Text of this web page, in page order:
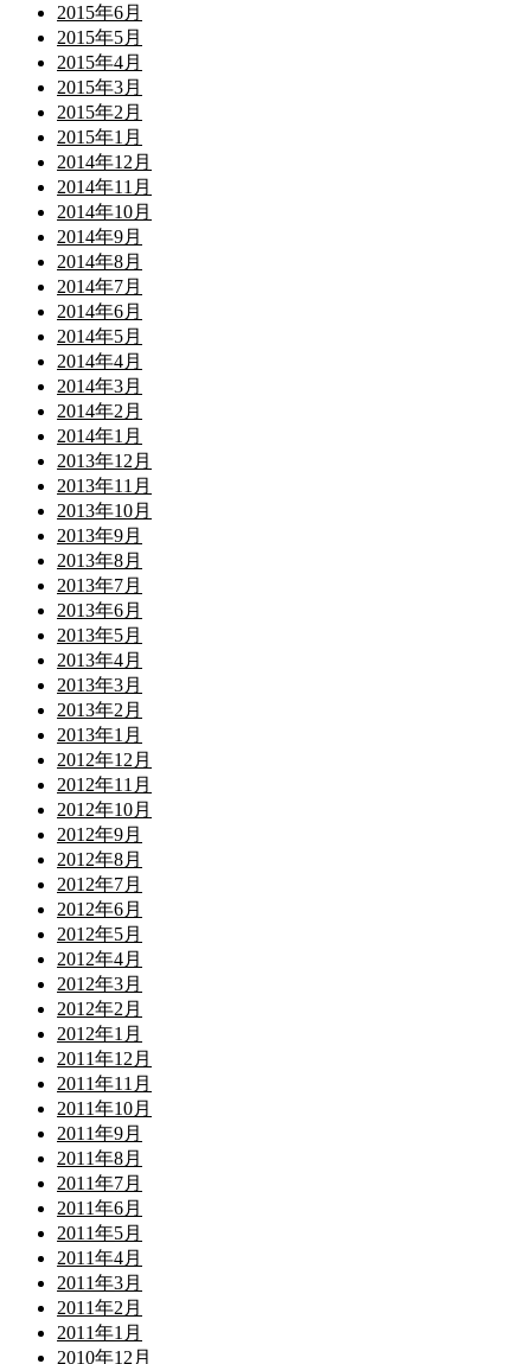
2015年6月
2015年5月
2015年4月
2015年3月
2015年2月
2015年1月
2014年12月
2014年11月
2014年10月
2014年9月
2014年8月
2014年7月
2014年6月
2014年5月
2014年4月
2014年3月
2014年2月
2014年1月
2013年12月
2013年11月
2013年10月
2013年9月
2013年8月
2013年7月
2013年6月
2013年5月
2013年4月
2013年3月
2013年2月
2013年1月
2012年12月
2012年11月
2012年10月
2012年9月
2012年8月
2012年7月
2012年6月
2012年5月
2012年4月
2012年3月
2012年2月
2012年1月
2011年12月
2011年11月
2011年10月
2011年9月
2011年8月
2011年7月
2011年6月
2011年5月
2011年4月
2011年3月
2011年2月
2011年1月
2010年12月